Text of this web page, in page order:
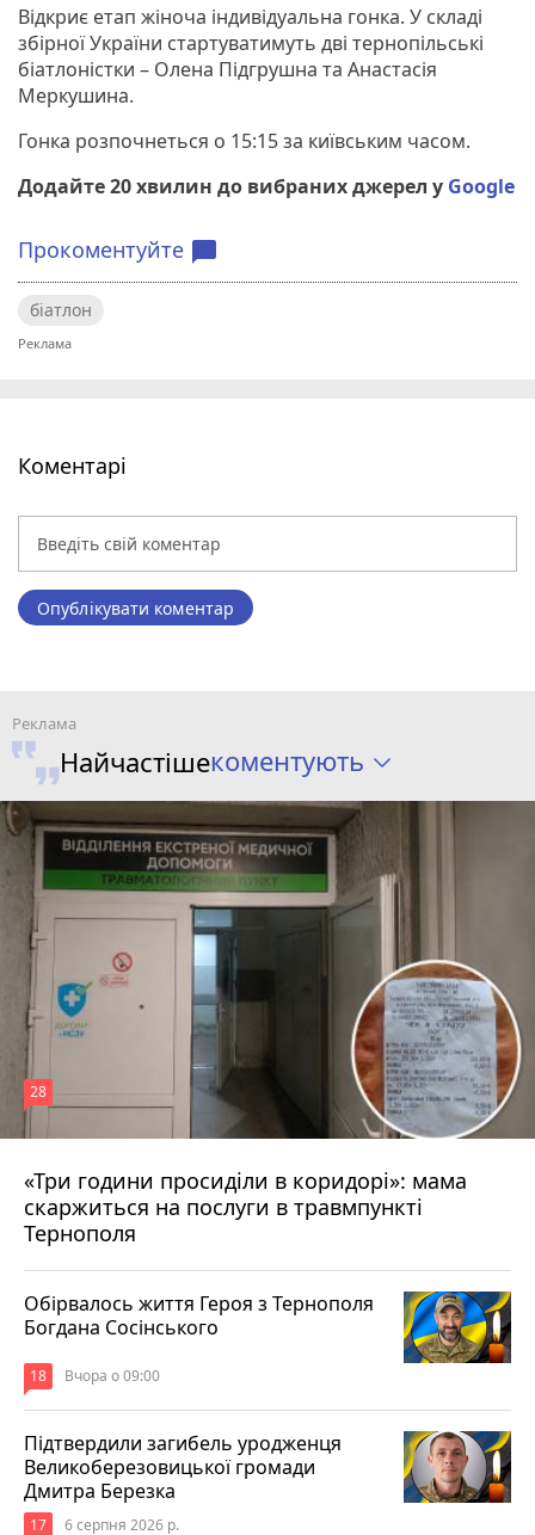
Відкриє етап жіноча індивідуальна гонка. У складі
збірної України стартуватимуть дві тернопільські
біатлоністки – Олена Підгрушна та Анастасія
Меркушина.
Гонка розпочнеться о 15:15 за київським часом.
Додайте 20 хвилин до вибраних джерел у Google
Прокоментуйте chat_bubble
біатлон
Коментарі
Опублікувати коментар
Найчастішекоментують
«Три години просиділи в коридорі»: мама
скаржиться на послуги в травмпункті
Тернополя
28
Вчора о 13:05
Обірвалось життя Героя з Тернополя
Богдана Сосінського
18 Вчора о 09:00
Підтвердили загибель уродженця
Великоберезовицької громади
Дмитра Березка
17 6 серпня 2026 р.